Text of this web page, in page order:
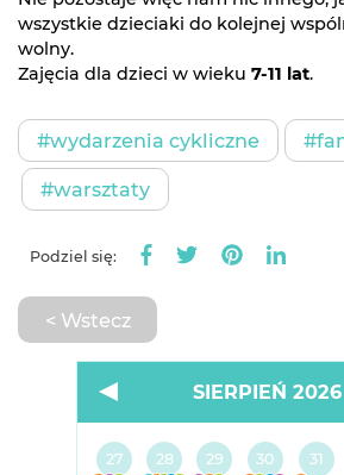
wszystkie dzieciaki do kolejnej
wolny.
Zajęcia dla dzieci w wieku 7-11 lat.
#wydarzenia cykliczne
#warsztaty
Podziel się:
< Wstecz
SIERPIEŃ 2026
27 28 29 30 31